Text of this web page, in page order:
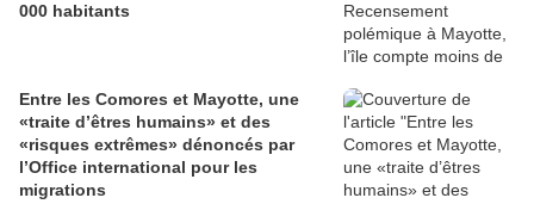
000 habitants
Entre les Comores et Mayotte, une
«traite d’êtres humains» et des
«risques extrêmes» dénoncés par
l’Office international pour les
migrations